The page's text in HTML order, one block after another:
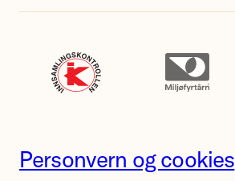
Personvern og cookies